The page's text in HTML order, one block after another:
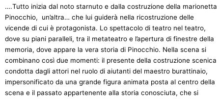
….Tutto inizia dal noto starnuto e dalla costruzione della marionetta
Pinocchio, un’altra… che lui guiderà nella ricostruzione delle
vicende di cui è protagonista. Lo spettacolo di teatro nel teatro,
dove su piani paralleli, tra il metateatro e l’apertura di finestre della
memoria, dove appare la vera storia di Pinocchio. Nella scena si
combinano così due momenti: il presente della costruzione scenica
condotta dagli attori nel ruolo di aiutanti del maestro burattinaio,
impersonificato da una grande figura animata posta al centro della
scena e il passato appartenente alla storia conosciuta, che si